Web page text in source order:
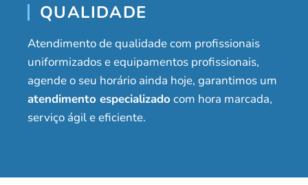
QUALIDADE
Atendimento de qualidade com profissionais
uniformizados e equipamentos profissionais,
agende o seu horário ainda hoje, garantimos um
atendimento especializado com hora marcada,
serviço ágil e eficiente.